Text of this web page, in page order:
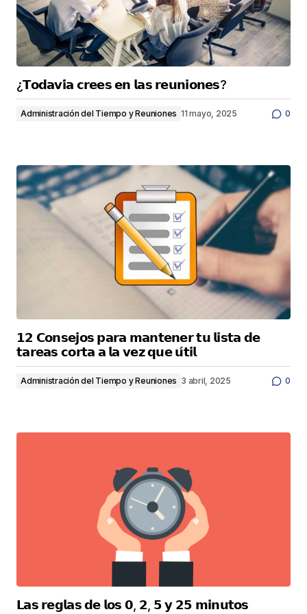
¿𝗧𝗼𝗱𝗮𝘃𝗶́𝗮 𝗰𝗿𝗲𝗲𝘀 𝗲𝗻 𝗹𝗮𝘀 𝗿𝗲𝘂𝗻𝗶𝗼𝗻𝗲𝘀?
Administración del Tiempo y Reuniones 11 mayo, 2025 0
𝟭𝟮 𝗖𝗼𝗻𝘀𝗲𝗷𝗼𝘀 𝗽𝗮𝗿𝗮 𝗺𝗮𝗻𝘁𝗲𝗻𝗲𝗿 𝘁𝘂 𝗹𝗶𝘀𝘁𝗮 𝗱𝗲
𝘁𝗮𝗿𝗲𝗮𝘀 𝗰𝗼𝗿𝘁𝗮 𝗮 𝗹𝗮 𝘃𝗲𝘇 𝗾𝘂𝗲 𝘂́𝘁𝗶𝗹
Administración del Tiempo y Reuniones 3 abril, 2025 0
𝗟𝗮𝘀 𝗿𝗲𝗴𝗹𝗮𝘀 𝗱𝗲 𝗹𝗼𝘀 𝟬, 𝟮, 𝟱 𝘆 𝟮𝟱 𝗺𝗶𝗻𝘂𝘁𝗼𝘀